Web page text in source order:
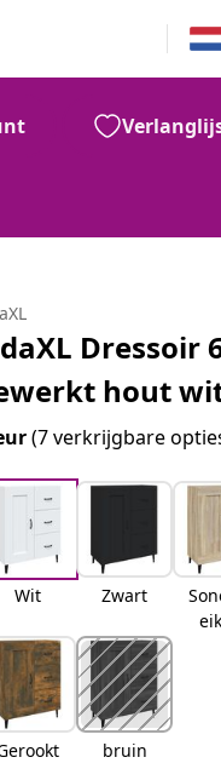
Dressoir
hout
(7 verkrijgbare
Wit Zwart
bruin